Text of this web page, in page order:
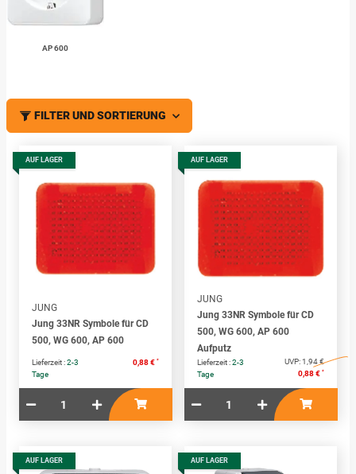
AP 600
FILTER UND SORTIERUNG
AUF LAGER
JUNG
Jung 33NR Symbole für CD
500, WG 600, AP 600
Lieferzeit :2-3
Tage
0,88 € *
AUF LAGER
JUNG
Jung 33NR Symbole für CD
500, WG 600, AP 600
Aufputz
Lieferzeit :2-3
Tage
UVP:1,94 €
0,88 € *
AUF LAGER AUF LAGER